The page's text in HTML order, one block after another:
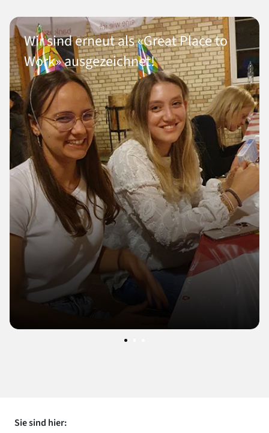
Wir sind erneut als «Great Place to
Work» ausgezeichnet!
Sie sind hier: